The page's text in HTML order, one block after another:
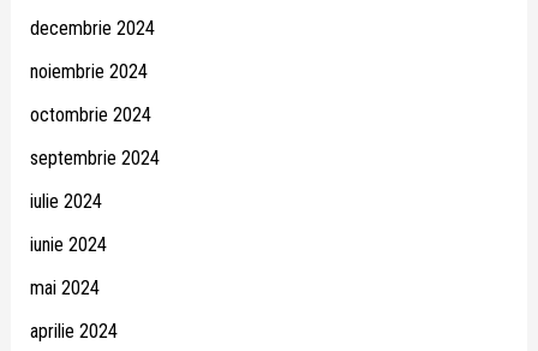
decembrie 2024
noiembrie 2024
octombrie 2024
septembrie 2024
iulie 2024
iunie 2024
mai 2024
aprilie 2024